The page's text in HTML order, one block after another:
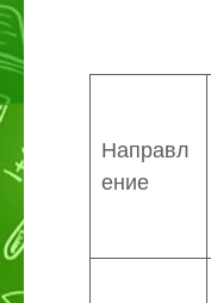
Направл
ение